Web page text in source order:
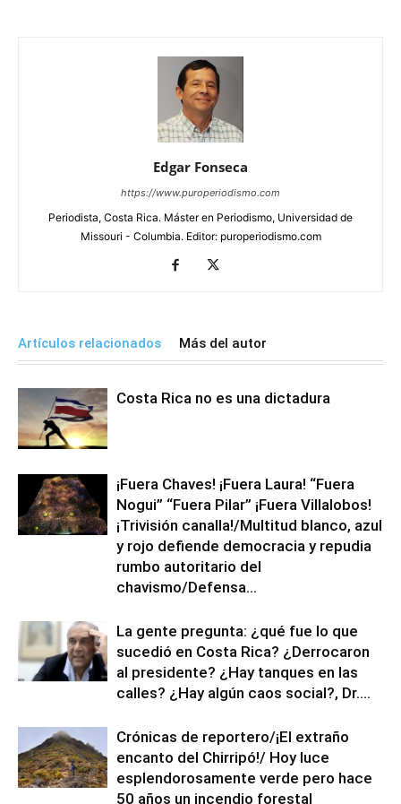
Edgar Fonseca
https://www.puroperiodismo.com
Periodista, Costa Rica. Máster en Periodismo, Universidad de
Missouri - Columbia. Editor: puroperiodismo.com
Artículos relacionados Más del autor
Costa Rica no es una dictadura
¡Fuera Chaves! ¡Fuera Laura! “Fuera
Nogui” “Fuera Pilar” ¡Fuera Villalobos!
¡Trivisión canalla!/Multitud blanco, azul
y rojo defiende democracia y repudia
rumbo autoritario del
chavismo/Defensa...
La gente pregunta: ¿qué fue lo que
sucedió en Costa Rica? ¿Derrocaron
al presidente? ¿Hay tanques en las
calles? ¿Hay algún caos social?, Dr....
Crónicas de reportero/¡El extraño
encanto del Chirripó!/ Hoy luce
esplendorosamente verde pero hace
50 años un incendio forestal